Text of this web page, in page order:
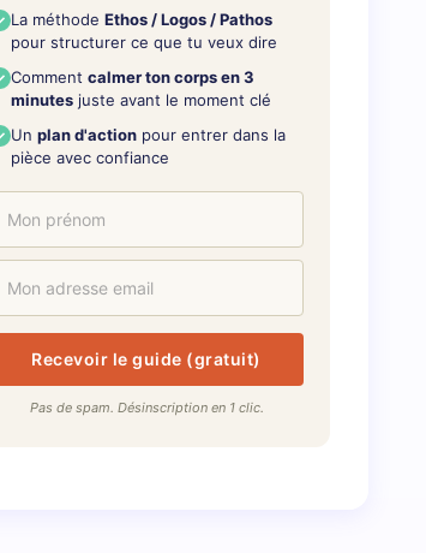
La méthodeEthos / Logos / Pathos
pour structurer ce que tu veux dire
Commentcalmer ton corps en 3
minutesjuste avant le moment clé
Unplan d'actionpour entrer dans la
pièce avec confiance
Recevoir le guide (gratuit)
Pas de spam. Désinscription en 1 clic.